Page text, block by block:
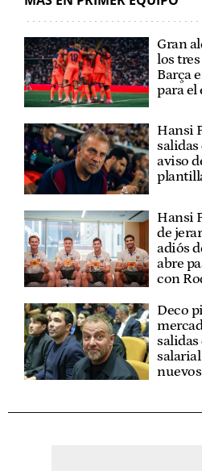
Gran
los
Barça
para el
Hansi
salidas
aviso
Hansi
de
adiós
abre
con
Deco